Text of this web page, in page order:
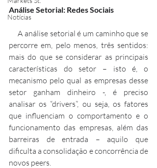
Notícias
Análise Setorial: Redes Sociais
     A análise setorial é um caminho que se
percorre em, pelo menos, três sentidos:
mais do que se considerar as principais
características do setor – isto é, o
mecanismo pelo qual as empresas desse
setor ganham dinheiro -, é preciso
analisar os “drivers”, ou seja, os fatores
que influenciam o comportamento e o
funcionamento das empresas, além das
barreiras de entrada – aquilo que
dificulta a consolidação e concorrência de
novos peers.